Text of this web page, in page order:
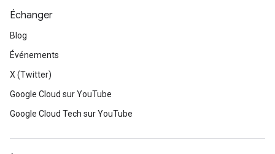
Échanger
Blog
Événements
X (Twitter)
Google Cloud sur YouTube
Google Cloud Tech sur YouTube